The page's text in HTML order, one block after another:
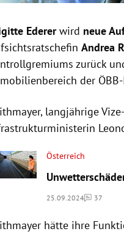
Edererwird neue
Andrea
zurück
der
langjährige
Österreich
25.09.2024 37
Kommentare
hätte ihre